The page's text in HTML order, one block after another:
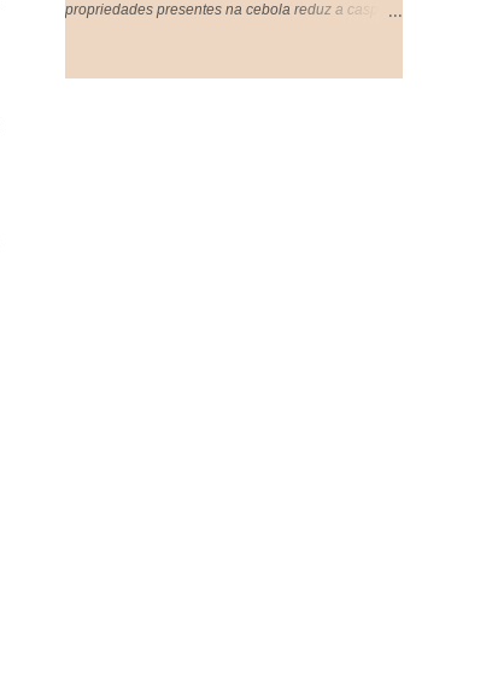
propriedades presentes na cebola reduz a caspa,
rápido, proporciona sensação de limpeza e